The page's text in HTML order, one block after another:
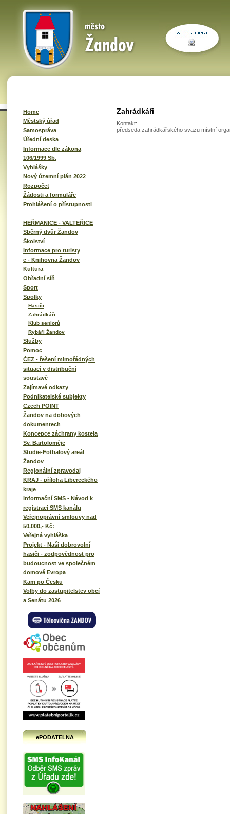
Home
Městský úřad
Samospráva
Úřední deska
Informace dle zákona
106/1999 Sb.
Vyhlášky
Nový územní plán 2022
Rozpočet
Žádosti a formuláře
Prohlášení o přístupnosti
HEŘMANICE - VALTEŘICE
Sběrný dvůr Žandov
Školství
Informace pro turisty
e - Knihovna Žandov
Kultura
Obřadní síň
Sport
Spolky
Hasiči
Zahrádkáři
Klub seniorů
Rybáři Žandov
Služby
Pomoc
ČEZ - řešení mimořádných
situací v distribuční
soustavě
Zajímavé odkazy
Podnikatelské subjekty
Czech POINT
Žandov na dobových
dokumentech
Koncepce záchrany kostela
Sv. Bartoloměje
Studie-Fotbalový areál
Žandov
Regionální zpravodaj
KRAJ - příloha Libereckého
kraje
Informační SMS - Návod k
registraci SMS kanálu
Veřejnoprávní smlouvy nad
50.000,- Kč:
Veřejná vyhláška
Projekt - Naši dobrovolní
hasiči - zodpovědnost pro
budoucnost ve společném
domově Evropa
Kam po Česku
Volby do zastupitelstev obcí
a Senátu 2026
ePODATELNA
Zahrádkáři
Kontakt:
předseda zahrádkářského svazu místní